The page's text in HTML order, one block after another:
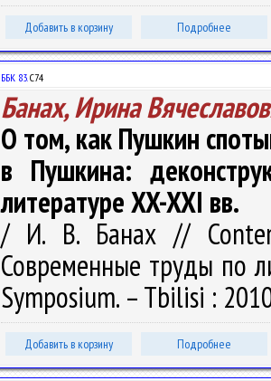
Добавить в корзину Подробнее
ББК 83.С74
Банах, Ирина
О том, как Пушкин
в Пушкина:
литературе XX-XXI вв.
/ И. В. Банах //
Современные труды по
Symposium. – Tbilisi :
Добавить в корзину Подробнее